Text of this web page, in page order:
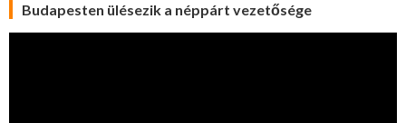
Budapesten ülésezik a néppárt vezetősége